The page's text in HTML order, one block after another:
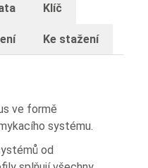
Klíč
Ke stažení
ve formě
systému.
od